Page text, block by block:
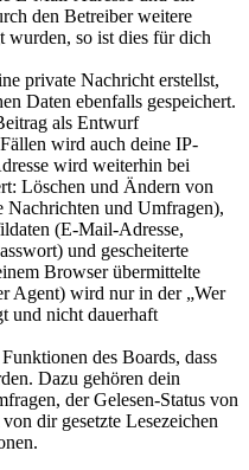
den Betreiber weitere
wurden, so ist dies für dich
private Nachricht erstellst,
Daten ebenfalls gespeichert.
als Entwurf
wird auch deine IP-
wird weiterhin bei
Löschen und Ändern von
Nachrichten und Umfragen),
(E-Mail-Adresse,
und gescheiterte
Browser übermittelte
Agent) wird nur in der „Wer
und nicht dauerhaft
des Boards, dass
Dazu gehören dein
der Gelesen-Status von
dir gesetzte Lesezeichen